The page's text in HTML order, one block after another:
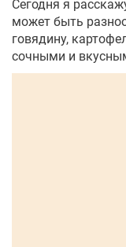
Сегодня я
может быть
говядину,
сочными и